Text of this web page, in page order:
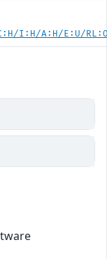
I:H/A:H/E:U/